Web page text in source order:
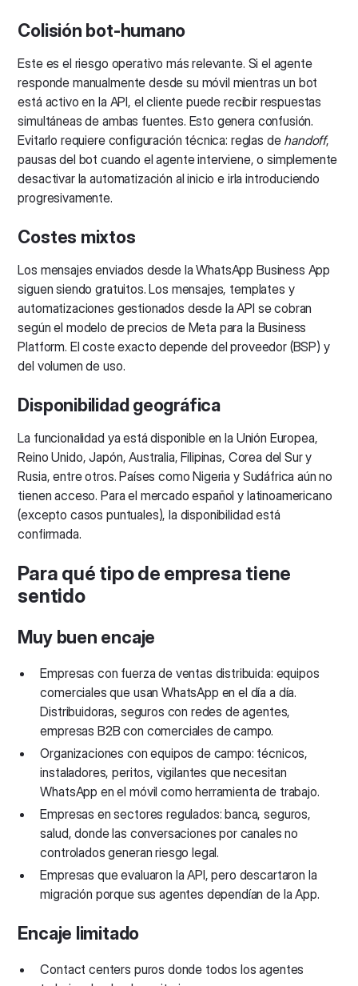
Colisión bot-humano
Este es el riesgo operativo más relevante. Si el agente
responde manualmente desde su móvil mientras un bot
está activo en la API, el cliente puede recibir respuestas
simultáneas de ambas fuentes. Esto genera confusión.
Evitarlo requiere configuración técnica: reglas de handoff,
pausas del bot cuando el agente interviene, o simplemente
desactivar la automatización al inicio e irla introduciendo
progresivamente.
Costes mixtos
Los mensajes enviados desde la WhatsApp Business App
siguen siendo gratuitos. Los mensajes, templates y
automatizaciones gestionados desde la API se cobran
según el modelo de precios de Meta para la Business
Platform. El coste exacto depende del proveedor (BSP) y
del volumen de uso.
Disponibilidad geográfica
La funcionalidad ya está disponible en la Unión Europea,
Reino Unido, Japón, Australia, Filipinas, Corea del Sur y
Rusia, entre otros. Países como Nigeria y Sudáfrica aún no
tienen acceso. Para el mercado español y latinoamericano
(excepto casos puntuales), la disponibilidad está
confirmada.
Para qué tipo de empresa tiene
sentido
Muy buen encaje
Empresas con fuerza de ventas distribuida: equipos
comerciales que usan WhatsApp en el día a día.
Distribuidoras, seguros con redes de agentes,
empresas B2B con comerciales de campo.
Organizaciones con equipos de campo: técnicos,
instaladores, peritos, vigilantes que necesitan
WhatsApp en el móvil como herramienta de trabajo.
Empresas en sectores regulados: banca, seguros,
salud, donde las conversaciones por canales no
controlados generan riesgo legal.
Empresas que evaluaron la API, pero descartaron la
migración porque sus agentes dependían de la App.
Encaje limitado
Contact centers puros donde todos los agentes